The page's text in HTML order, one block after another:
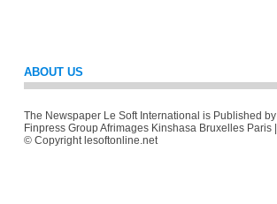
ABOUT US
The Newspaper Le Soft International is Published by
Finpress Group Afrimages Kinshasa Bruxelles Paris |
© Copyright lesoftonline.net